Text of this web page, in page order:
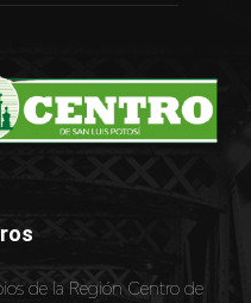
de la Región Centro de